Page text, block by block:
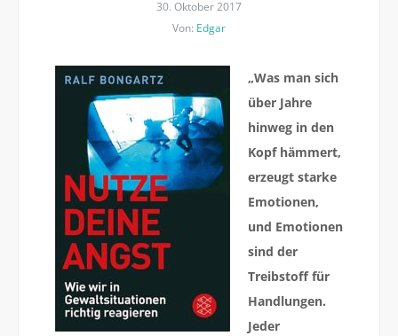
30. Oktober 2017
Von: Edgar
„Was man sich
über Jahre
hinweg in den
Kopf hämmert,
erzeugt starke
Emotionen,
und Emotionen
sind der
Treibstoff für
Handlungen.
Jeder